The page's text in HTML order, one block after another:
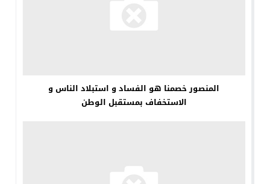
المنصور خصمنا هو الفساد و استبلاد الناس و
الاستخفاف بمستقبل الوطن